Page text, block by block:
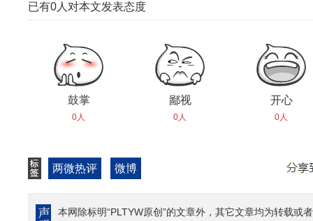
已有0 人对本文发表态度
鼓掌
0人
鄙视
0人
开心
0人
两微热评 微博
本网除标明“PLTYW原创”的文章外，其它文章均为转载